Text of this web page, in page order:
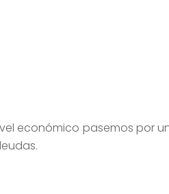
económico pasemos por